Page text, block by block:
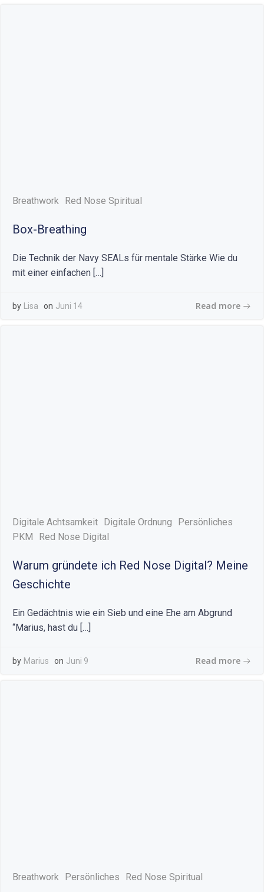
Breathwork Red Nose Spiritual
Box-Breathing
Die Technik der Navy SEALs für mentale Stärke Wie du
mit einer einfachen […]
by Lisa on Juni 14 Read more
Digitale Achtsamkeit Digitale Ordnung
Persönliches
PKM
Red Nose Digital
Warum gründete ich Red Nose Digital? Meine
Geschichte
Ein Gedächtnis wie ein Sieb und eine Ehe am Abgrund
“Marius, hast du […]
by Marius on Juni 9 Read more
Breathwork Persönliches Red Nose Spiritual